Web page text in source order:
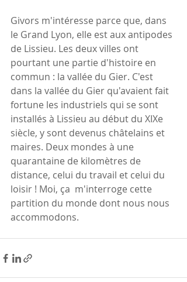
Givors m'intéresse parce que, dans
le Grand Lyon, elle est aux antipodes
de Lissieu. Les deux villes ont
pourtant une partie d'histoire en
commun : la vallée du Gier. C'est
dans la vallée du Gier qu'avaient fait
fortune les industriels qui se sont
installés à Lissieu au début du XIXe
siècle, y sont devenus châtelains et
maires. Deux mondes à une
quarantaine de kilomètres de
distance, celui du travail et celui du
loisir ! Moi, ça  m'interroge cette
partition du monde dont nous nous
accommodons.